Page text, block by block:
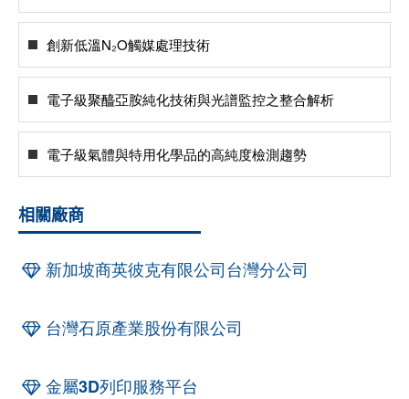
創新低溫N₂O觸媒處理技術
電子級聚醯亞胺純化技術與光譜監控之整合解析
電子級氣體與特用化學品的高純度檢測趨勢
相關廠商
新加坡商英彼克有限公司台灣分公司
台灣石原產業股份有限公司
金屬3D列印服務平台